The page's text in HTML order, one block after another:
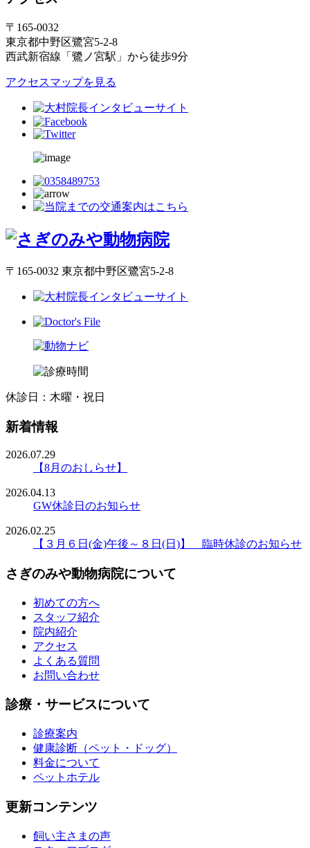
〒165-0032
東京都中野区鷺宮5-2-8
西武新宿線「鷺ノ宮駅」から徒歩9分
アクセスマップを見る
〒165-0032 東京都中野区鷺宮5-2-8
休診日：木曜・祝日
新着情報
2026.07.29
【8月のおしらせ】
2026.04.13
GW休診日のお知らせ
2026.02.25
【３月６日(金)午後～８日(日)】 臨時休診のお知らせ
さぎのみや動物病院について
初めての方へ
スタッフ紹介
院内紹介
アクセス
よくある質問
お問い合わせ
診療・サービスについて
診療案内
健康診断（ペット・ドッグ）
料金について
ペットホテル
更新コンテンツ
飼い主さまの声